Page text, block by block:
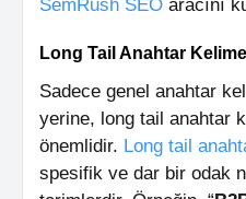
SemRush SEO aracını
Long Tail Anahtar
Sadece genel anahtar
yerine, long tail anahtar
önemlidir. Long tail
spesifik ve dar bir odak